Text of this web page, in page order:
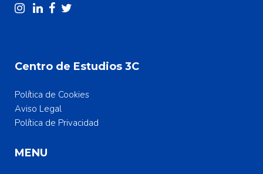
Centro de Estudios 3C
Política de Cookies
Aviso Legal
Política de Privacidad
MENU